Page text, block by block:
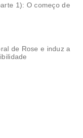
1): O começo de
de Rose e induz a